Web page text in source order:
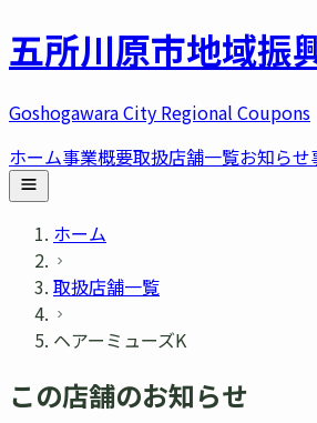
五所川原市地域振
Goshogawara City Regional Coupons
ホーム事業概要取扱店舗一覧お知らせ
ホーム
取扱店舗一覧
ヘアーミューズK
この店舗のお知らせ